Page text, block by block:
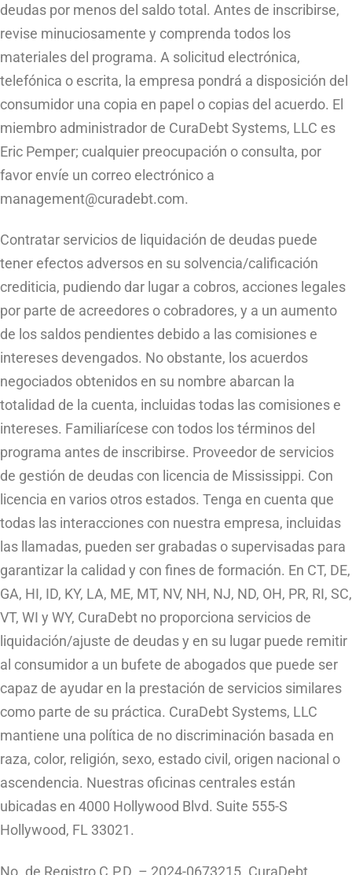
deudas por menos del saldo total. Antes de inscribirse,
revise minuciosamente y comprenda todos los
materiales del programa. A solicitud electrónica,
telefónica o escrita, la empresa pondrá a disposición del
consumidor una copia en papel o copias del acuerdo. El
miembro administrador de CuraDebt Systems, LLC es
Eric Pemper; cualquier preocupación o consulta, por
favor envíe un correo electrónico a
management@curadebt.com.
Contratar servicios de liquidación de deudas puede
tener efectos adversos en su solvencia/calificación
crediticia, pudiendo dar lugar a cobros, acciones legales
por parte de acreedores o cobradores, y a un aumento
de los saldos pendientes debido a las comisiones e
intereses devengados. No obstante, los acuerdos
negociados obtenidos en su nombre abarcan la
totalidad de la cuenta, incluidas todas las comisiones e
intereses. Familiarícese con todos los términos del
programa antes de inscribirse. Proveedor de servicios
de gestión de deudas con licencia de Mississippi. Con
licencia en varios otros estados. Tenga en cuenta que
todas las interacciones con nuestra empresa, incluidas
las llamadas, pueden ser grabadas o supervisadas para
garantizar la calidad y con fines de formación. En CT, DE,
GA, HI, ID, KY, LA, ME, MT, NV, NH, NJ, ND, OH, PR, RI, SC,
VT, WI y WY, CuraDebt no proporciona servicios de
liquidación/ajuste de deudas y en su lugar puede remitir
al consumidor a un bufete de abogados que puede ser
capaz de ayudar en la prestación de servicios similares
como parte de su práctica. CuraDebt Systems, LLC
mantiene una política de no discriminación basada en
raza, color, religión, sexo, estado civil, origen nacional o
ascendencia. Nuestras oficinas centrales están
ubicadas en 4000 Hollywood Blvd. Suite 555-S
Hollywood, FL 33021.
No. de Registro C.P.D. – 2024-0673215. CuraDebt